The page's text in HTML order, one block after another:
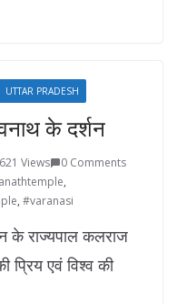
UTTAR PRADESH
के दर्शन
621 Views
0 Comments
,
, #varanasi
के राज्यपाल कलराज
प्रिय एवं विश्व की